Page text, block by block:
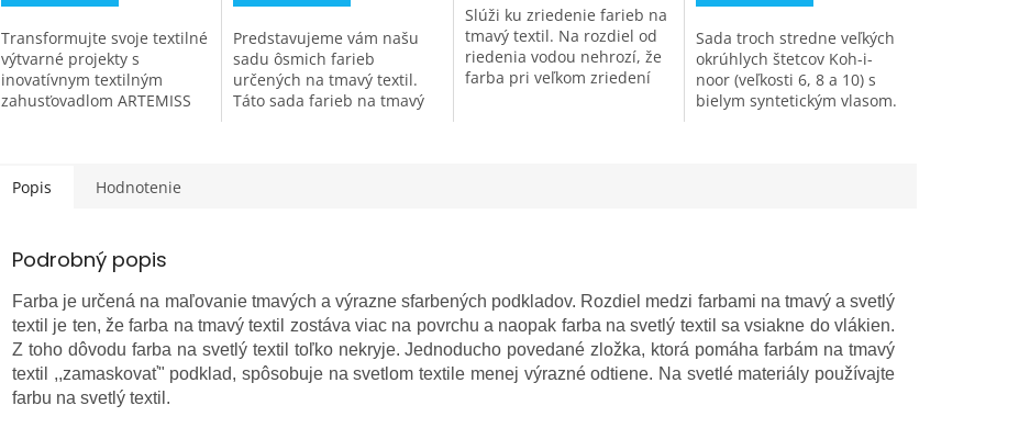
Transformujte svoje textilné
výtvarné projekty s
inovatívnym textilným
zahusťovadlom ARTEMISS
nevyhnutným...
Predstavujeme vám našu
sadu ôsmich farieb
určených na tmavý textil.
Táto sada farieb na tmavý
Slúži ku zriedenie farieb na
tmavý textil. Na rozdiel od
riedenia vodou nehrozí, že
farba pri veľkom zriedení
Sada troch stredne veľkých
okrúhlych štetcov Koh-i-
noor (veľkosti 6, 8 a 10) s
bielym syntetickým vlasom.
Popis Hodnotenie
Podrobný popis
Farba je určená na maľovanie tmavých a výrazne sfarbených podkladov. Rozdiel medzi farbami na tmavý a svetlý
textil je ten, že farba na tmavý textil zostáva viac na povrchu a naopak farba na svetlý textil sa vsiakne do vlákien.
Z toho dôvodu farba na svetlý textil toľko nekryje. Jednoducho povedané zložka, ktorá pomáha farbám na tmavý
textil ,,zamaskovať" podklad, spôsobuje na svetlom textile menej výrazné odtiene. Na svetlé materiály používajte
farbu na svetlý textil.